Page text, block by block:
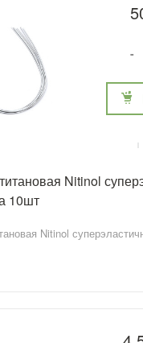
-
Nitinol
10шт
Nitinol